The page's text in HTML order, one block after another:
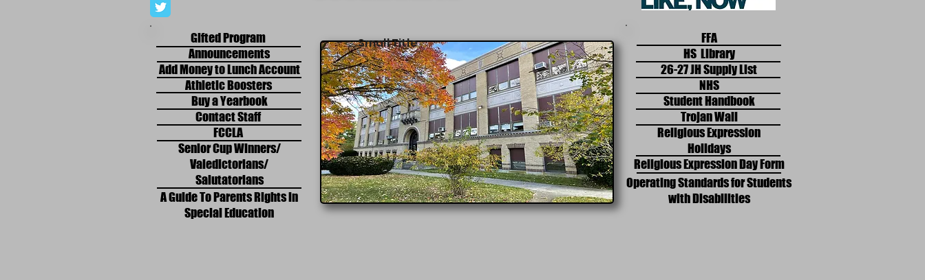
Gifted Program
Announcements
Add Money to Lunch Account
Athletic Boosters
Buy a Yearbook
Contact Staff
FCCLA
Senior Cup Winners/
Valedictorians/
Salutatorians
A Guide To Parents Rights in
Special Education
FFA
HS Library
26-27 JH Supply List
NHS
Student Handbook
Trojan Wall
Religious Expression
Holidays
Religious Expression Day Form
Operating Standards for Students
with Disabilities
Small Title